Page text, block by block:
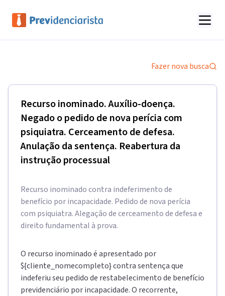
Fazer nova busca
Recurso inominado. Auxílio-doença.
Negado o pedido de nova perícia com
psiquiatra. Cerceamento de defesa.
Anulação da sentença. Reabertura da
instrução processual
Recurso inominado contra indeferimento de
benefício por incapacidade. Pedido de nova perícia
com psiquiatra. Alegação de cerceamento de defesa e
direito fundamental à prova.
O recurso inominado é apresentado por
${cliente_nomecompleto} contra sentença que
indeferiu seu pedido de restabelecimento de benefício
previdenciário por incapacidade. O recorrente,